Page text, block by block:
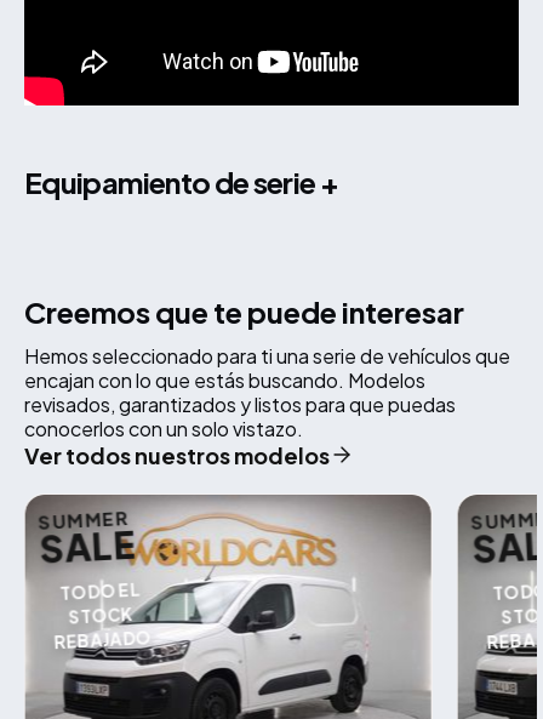
equipamiento de serie +
Creemos que te puede interesar
Hemos seleccionado para ti una serie de vehículos que
encajan con lo que estás buscando. Modelos
revisados, garantizados y listos para que puedas
conocerlos con un solo vistazo.
Ver todos nuestros modelos
SUMMER
SALE
TODO EL
STOCK
REBAJADO